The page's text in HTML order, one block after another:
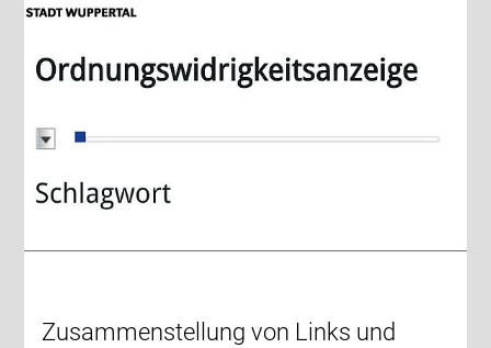
Zusammenstellung von Links und